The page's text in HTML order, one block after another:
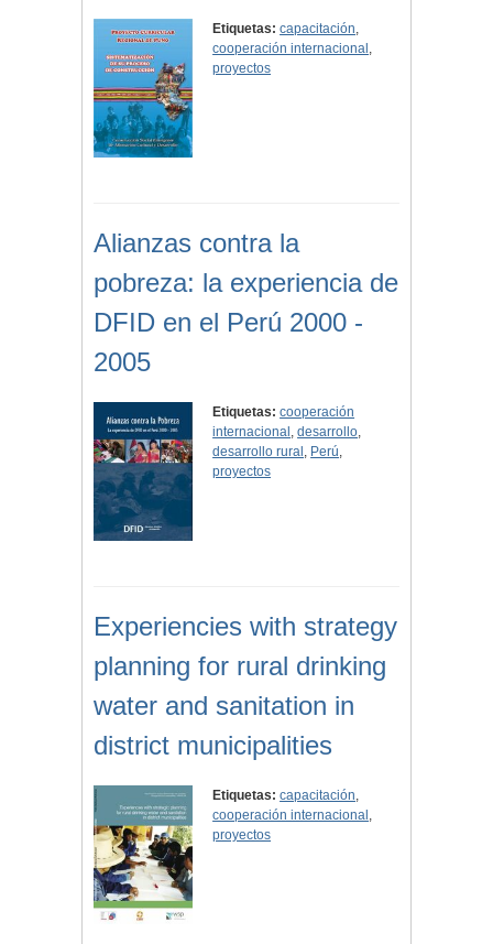
Etiquetas: capacitación,
cooperación internacional ,
proyectos
Alianzas contra la
pobreza: la experiencia de
DFID en el Perú 2000 -
2005
Etiquetas: cooperación
internacional ,desarrollo,
desarrollo rural , Perú,
proyectos
Experiencies with strategy
planning for rural drinking
water and sanitation in
district municipalities
Etiquetas: capacitación,
cooperación internacional ,
proyectos